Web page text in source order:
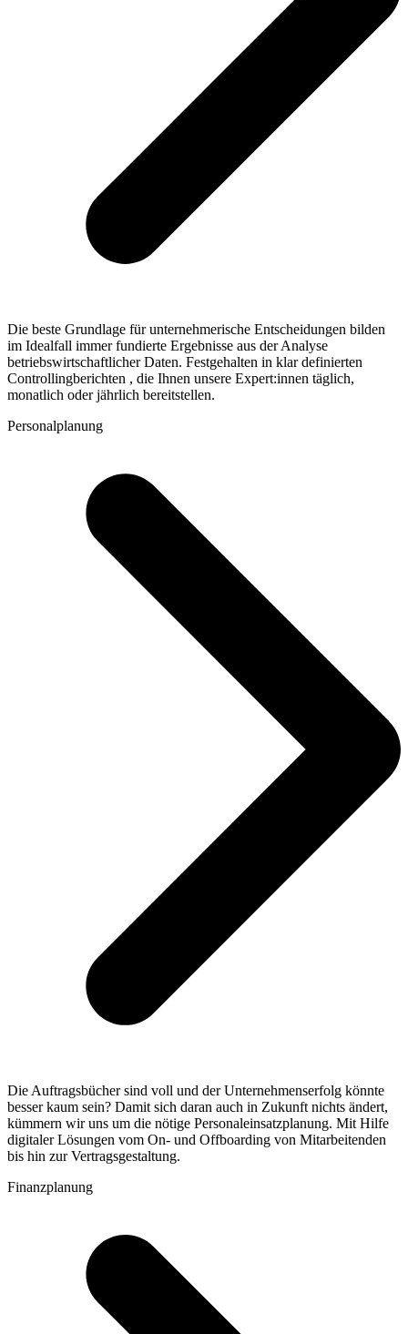
Die beste Grundlage für unternehmerische Entscheidungen bilden
im Idealfall immer fundierte Ergebnisse aus der Analyse
betriebswirtschaftlicher Daten. Festgehalten in klar definierten
Controllingberichten , die Ihnen unsere Expert:innen täglich,
monatlich oder jährlich bereitstellen.
Personalplanung
Die Auftragsbücher sind voll und der Unternehmenserfolg könnte
besser kaum sein? Damit sich daran auch in Zukunft nichts ändert,
kümmern wir uns um die nötige Personaleinsatzplanung. Mit Hilfe
digitaler Lösungen vom On- und Offboarding von Mitarbeitenden
bis hin zur Vertragsgestaltung.
Finanzplanung